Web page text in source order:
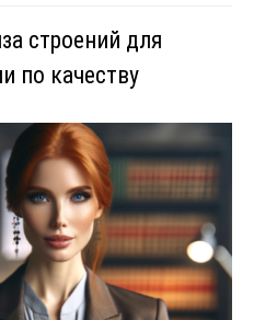
строений для
по качеству